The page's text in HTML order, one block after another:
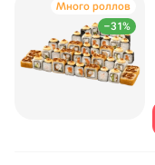
–31%
Много роллов